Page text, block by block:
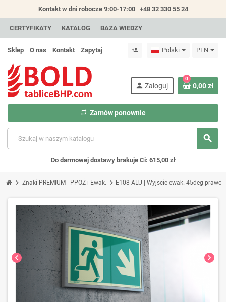
Kontakt w dni robocze 9:00-17:00 +48 32 330 55 24
CERTYFIKATY KATALOG BAZA WIEDZY
Sklep O nas Kontakt Zapytaj person_add Polski PLN
search
person Zaloguj
repeat Zamów ponownie
0
0,00 zł
Do darmowej dostawy brakuje Ci: 615,00 zł
chevron_right Znaki PREMIUM | PPOŻ i Ewak. chevron_right E108-ALU | Wyjscie ewak. 45deg prawo/
chevron_left chevron_right